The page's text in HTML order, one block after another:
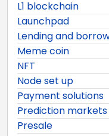
L1 blockchain
Launchpad
Lending and
Meme coin
NFT
Node set up
Payment solutions
Prediction markets
Presale